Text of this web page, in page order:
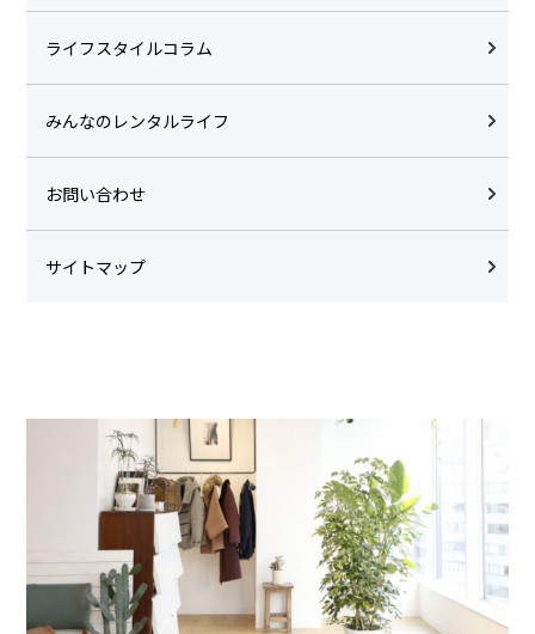
ライフスタイルコラム
みんなのレンタルライフ
お問い合わせ
サイトマップ